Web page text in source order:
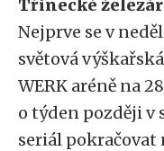
Třinecké
Nejprve se v
světová
WERK aréně na
o týden později v
seriál pokračovat